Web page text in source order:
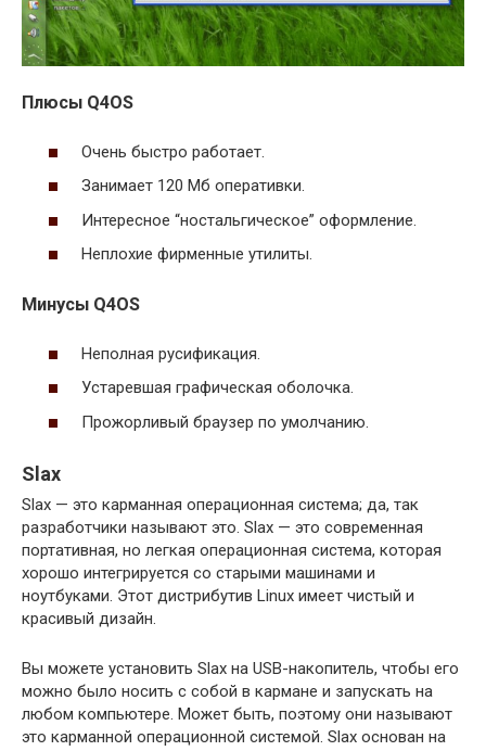
Плюсы Q4OS
Очень быстро работает.
Занимает 120 Мб оперативки.
Интересное “ностальгическое” оформление.
Неплохие фирменные утилиты.
Минусы Q4OS
Неполная русификация.
Устаревшая графическая оболочка.
Прожорливый браузер по умолчанию.
Slax
Slax — это карманная операционная система; да, так
разработчики называют это. Slax — это современная
портативная, но легкая операционная система, которая
хорошо интегрируется со старыми машинами и
ноутбуками. Этот дистрибутив Linux имеет чистый и
красивый дизайн.
Вы можете установить Slax на USB-накопитель, чтобы его
можно было носить с собой в кармане и запускать на
любом компьютере. Может быть, поэтому они называют
это карманной операционной системой. Slax основан на